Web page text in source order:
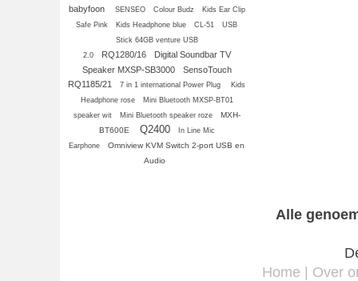
babyfoon
SENSEO Colour Budz
Kids Ear Clip
Safe Pink
Kids Headphone blue CL-51
USB
Stick 64GB venture USB
2.0
RQ1280/16
Digital Soundbar TV
Speaker MXSP-SB3000
SensoTouch
RQ1185/21
7 in 1 international Power Plug
Kids
Headphone rose
Mini Bluetooth MXSP-BT01
speaker wit
Mini Bluetooth speaker roze
MXH-
BT600E
Q2400
In Line Mic
Earphone
Omniview KVM Switch 2-port USB en
Audio
Alle
Home
Over